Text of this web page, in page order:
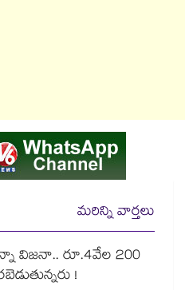
మరిన్ని వార్తలు
విజనా.. రూ.4వేల 200
!